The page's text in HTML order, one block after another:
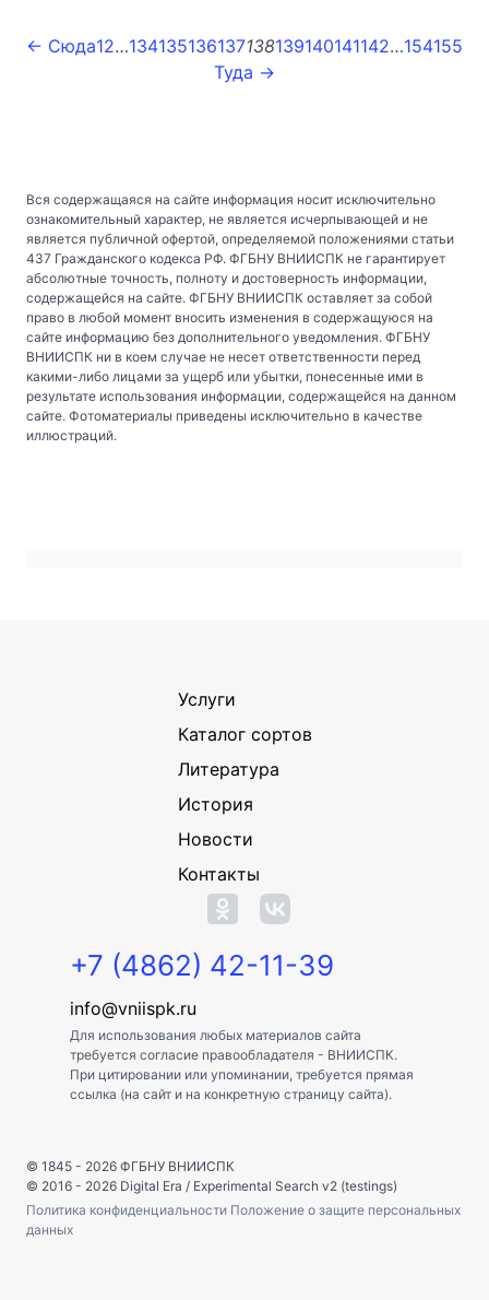
← Сюда12…134135136137138139140141142…154155
Туда →
Вся содержащаяся на сайте информация носит исключительно
ознакомительный характер, не является исчерпывающей и не
является публичной офертой, определяемой положениями статьи
437 Гражданского кодекса РФ. ФГБНУ ВНИИСПК не гарантирует
абсолютные точность, полноту и достоверность информации,
содержащейся на сайте. ФГБНУ ВНИИСПК оставляет за собой
право в любой момент вносить изменения в содержащуюся на
сайте информацию без дополнительного уведомления. ФГБНУ
ВНИИСПК ни в коем случае не несет ответственности перед
какими-либо лицами за ущерб или убытки, понесенные ими в
результате использования информации, содержащейся на данном
сайте. Фотоматериалы приведены исключительно в качестве
иллюстраций.
Услуги
Каталог сортов
Литература
История
Новости
Контакты
+7 (4862) 42-11-39
info@vniispk.ru
Для использования любых материалов сайта
требуется согласие правообладателя - ВНИИСПК.
При цитировании или упоминании, требуется прямая
ссылка (на сайт и на конкретную страницу сайта).
© 1845 - 2026 ФГБНУ ВНИИСПК
© 2016 - 2026 Digital Era / Experimental Search v2 (testings)
Политика конфиденциальности Положение о защите персональных
данных